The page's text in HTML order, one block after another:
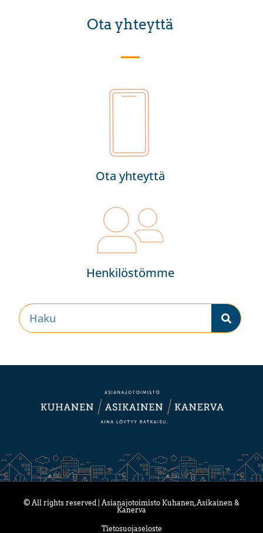
Ota yhteyttä
Ota yhteyttä
Henkilöstömme
© All rights reserved | Asianajotoimisto Kuhanen, Asikainen &
Kanerva
Tietosuojaseloste